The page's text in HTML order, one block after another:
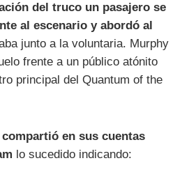
del truco un pasajero se
al escenario y abordó al
junto a la voluntaria. Murphy
frente a un público atónito
principal del Quantum of the
compartió en sus cuentas
lo sucedido indicando: